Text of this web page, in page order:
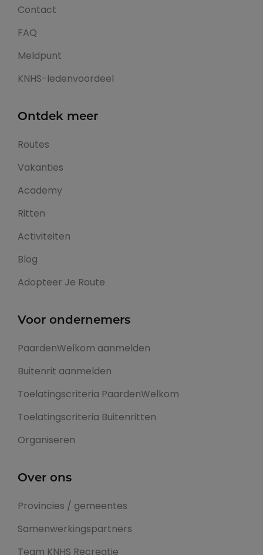
Contact
FAQ
Meldpunt
KNHS-ledenvoordeel
Ontdek meer
Routes
Vakanties
Academy
Ritten
Activiteiten
Blog
Adopteer Je Route
Voor ondernemers
PaardenWelkom aanmelden
Buitenrit aanmelden
Toelatingscriteria PaardenWelkom
Toelatingscriteria Buitenritten
Organiseren
Over ons
Provincies / gemeentes
Samenwerkingspartners
Team KNHS Recreatie